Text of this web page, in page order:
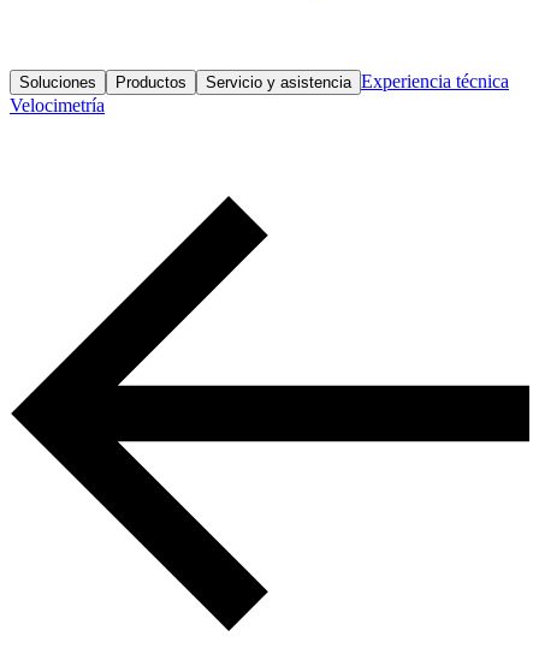
Soluciones Productos Servicio y asistencia Experiencia técnica
Velocimetría